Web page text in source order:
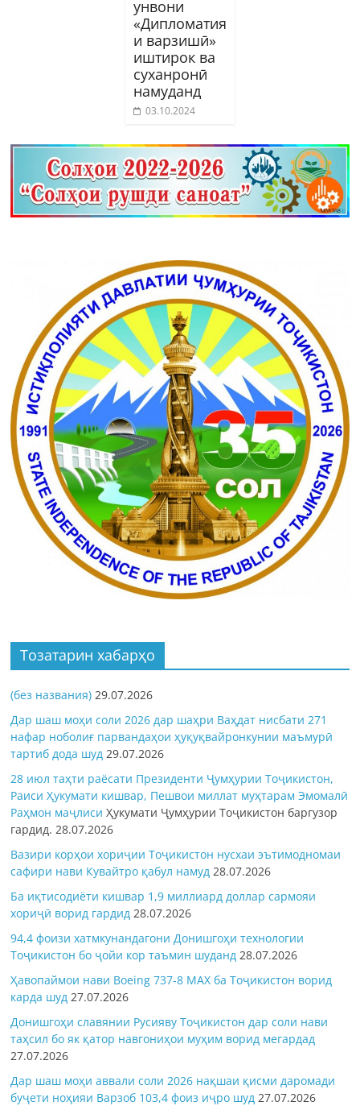
унвони
«Дипломатия
и варзишӣ»
иштирок ва
суханронӣ
намуданд
03.10.2024
Тозатарин хабарҳо
(без названия) 29.07.2026
Дар шаш моҳи соли 2026 дар шаҳри Ваҳдат нисбати 271
нафар ноболиғ парвандаҳои ҳуқуқвайронкунии маъмурӣ
тартиб дода шуд 29.07.2026
28 июл таҳти раёсати Президенти Ҷумҳурии Тоҷикистон,
Раиси Ҳукумати кишвар, Пешвои миллат муҳтарам Эмомалӣ
Раҳмон маҷлисиҲукумати Ҷумҳурии Тоҷикистон баргузор
гардид.28.07.2026
Вазири корҳои хориҷии Тоҷикистон нусхаи эътимодномаи
сафири нави Кувайтро қабул намуд 28.07.2026
Ба иқтисодиёти кишвар 1,9 миллиард доллар сармояи
хориҷӣ ворид гардид 28.07.2026
94,4 фоизи хатмкунандагони Донишгоҳи технологии
Тоҷикистон бо ҷойи кор таъмин шуданд 28.07.2026
Ҳавопаймои нави Boeing 737-8 MAX ба Тоҷикистон ворид
карда шуд 27.07.2026
Донишгоҳи славянии Русияву Тоҷикистон дар соли нави
таҳсил бо як қатор навгониҳои муҳим ворид мегардад
27.07.2026
Дар шаш моҳи аввали соли 2026 нақшаи қисми даромади
буҷети ноҳияи Варзоб 103,4 фоиз иҷро шуд 27.07.2026